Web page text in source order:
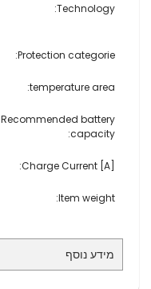
Technology:
Protection categorie:
temperature area:
Recommended battery
capacity:
Charge Current [A]:
Item weight:
מידע נוסף